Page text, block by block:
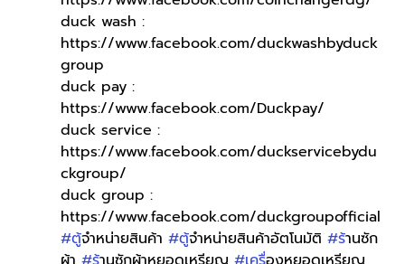
duck wash :
https://www.facebook.com/duckwashbyduck
group
duck pay :
https://www.facebook.com/Duckpay/
duck service :
https://www.facebook.com/duckservicebydu
ckgroup/
duck group :
https://www.facebook.com/duckgroupofficial
#ตู้จำหน่ายสินค้า #ตู้จำหน่ายสินค้าอัตโนมัติ #ร้านซัก